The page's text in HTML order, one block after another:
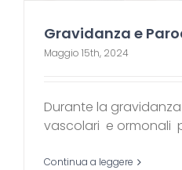
Gravidanza e
Maggio 15th, 2024
Durante la
vascolari e ormonali
Continua a leggere